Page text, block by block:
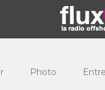
Photo